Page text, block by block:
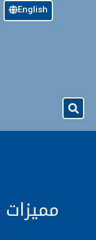
English
مميزات